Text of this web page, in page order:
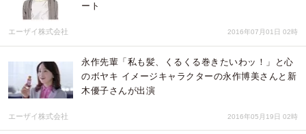
ート
エーザイ株式会社 2016年07月01日 02時
永作先輩「私も髪、くるくる巻きたいわッ！」と心
のボヤキ イメージキャラクターの永作博美さんと新
木優子さんが出演
エーザイ株式会社 2016年05月19日 02時